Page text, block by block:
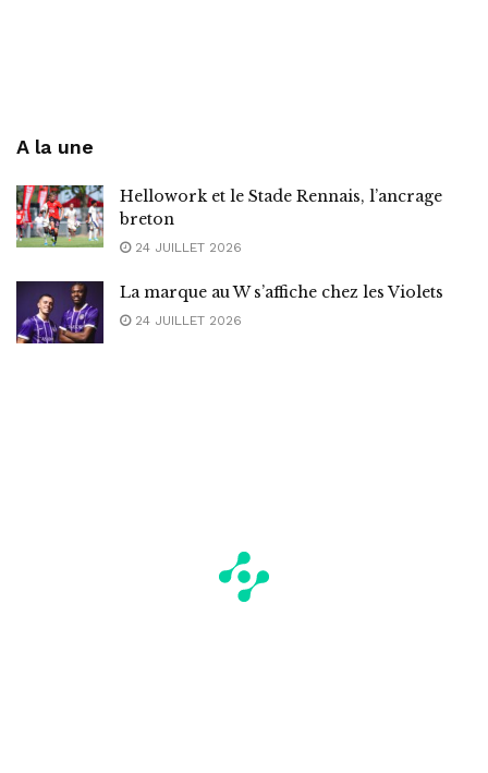
A la une
Hellowork et le Stade Rennais, l’ancrage
breton
24 JUILLET 2026
La marque au W s’affiche chez les Violets
24 JUILLET 2026